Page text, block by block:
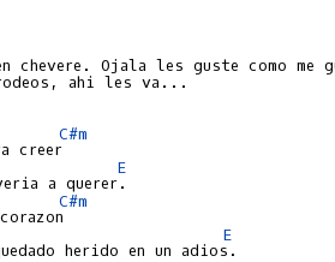
chevere. Ojala les guste como me
ahi les va...
C#m
creer
E
a querer.
C#m
E
herido en un adios.